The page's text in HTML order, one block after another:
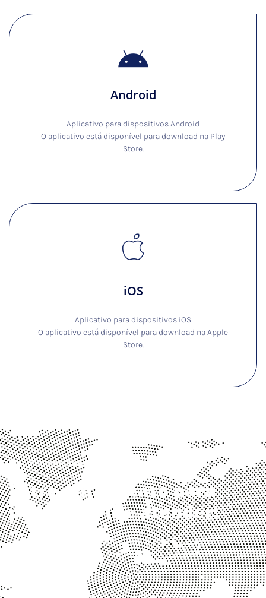
Android
Aplicativo para dispositivos Android
O aplicativo está disponível para download na Play
Store.
iOS
Aplicativo para dispositivos iOS
O aplicativo está disponível para download na Apple
Store.
Ficou interessado?
Entre em contato para
podermos lhe atender!
Conte com a juda da Delzan Tecnologia para ajudar a sua
empresa a automatizar o controle de funcionários e
aumentar a produtividade!